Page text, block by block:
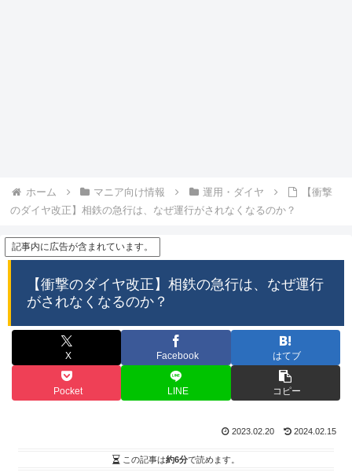
ホーム マニア向け情報 運用・ダイヤ
【衝撃
のダイヤ改正】相鉄の急行は、なぜ運行がされなくなるのか？
記事内に広告が含まれています。
【衝撃のダイヤ改正】相鉄の急行は、なぜ運行
がされなくなるのか？
X Facebook はてブ
Pocket LINE コピー
2023.02.20 2024.02.15
この記事は約6分で読めます。